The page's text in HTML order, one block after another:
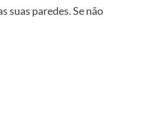
suas paredes. Se não